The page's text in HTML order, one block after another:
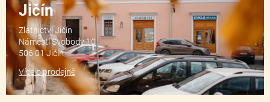
Jičín
Zlatnictví Jičín
Náměstí Svobody 10
506 01 Jičín
Více o prodejně